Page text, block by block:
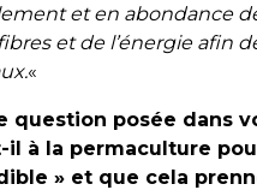
et en abondance
et de l’énergie afin
«
question posée dans
à la permaculture
» et que cela